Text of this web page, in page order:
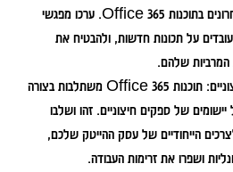
התכונות והשיפורים האחרונים בתוכנות Office 365. ערכו מפגשי
על תכונות חדשות, ולהבטיח את
המרביות שלהם.
תוכנות Office 365 משתלבות בצורה
של ספקים חיצוניים. זהו ושלבו
הייחודיים של עסק ההייטק שלכם,
ושפרו את זרימות העבודה.